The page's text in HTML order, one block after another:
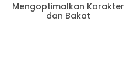
Mengoptimalkan Karakter
dan Bakat